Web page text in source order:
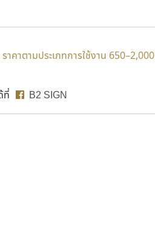
ราคาตามประเภทการใช้งาน 650–2,000
ที่ B2 SIGN